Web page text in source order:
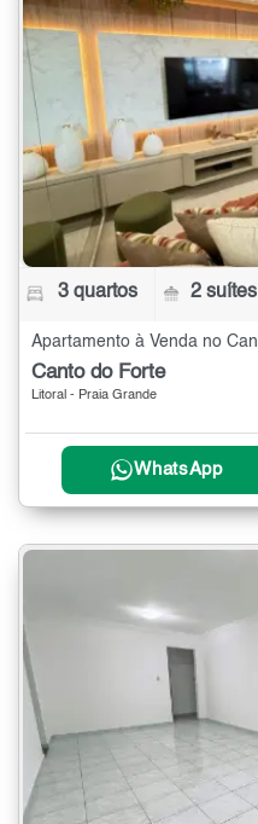
3 quartos 2 suítes
Canto do Forte
Litoral - Praia Grande
WhatsApp